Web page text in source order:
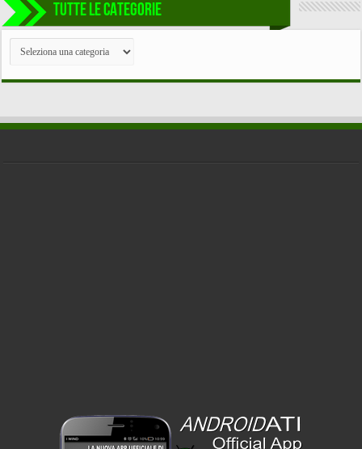
TUTTE LE CATEGORIE
TUTTE
CATEGORIE